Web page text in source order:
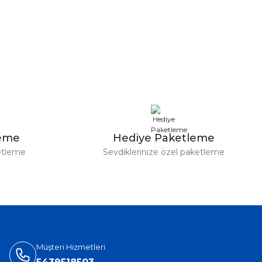
Hediye Paketleme
Sevdiklerinize özel paketleme
Müşteri Hizmetleri